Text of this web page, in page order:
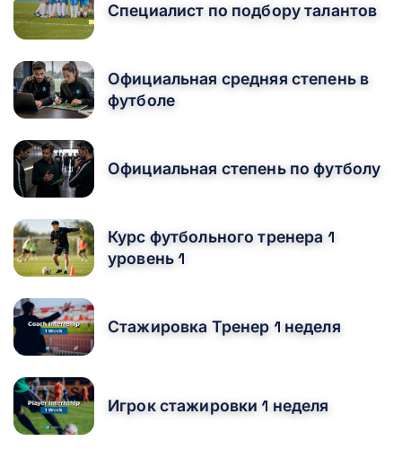
Специалист по подбору талантов
Официальная средняя степень в
футболе
Официальная степень по футболу
Курс футбольного тренера 1
уровень 1
Стажировка Тренер 1 неделя
Игрок стажировки 1 неделя